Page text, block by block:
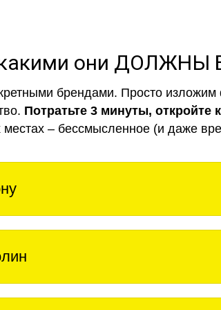
какими они ДОЛЖНЫ
брендами. Просто
Потратьте 3 минуты, откройте
местах – бессмысленное (и даже